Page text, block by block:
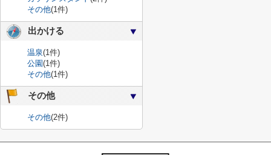
その他(1件)
出かける
温泉(1件)
公園(1件)
その他(1件)
その他
その他(2件)